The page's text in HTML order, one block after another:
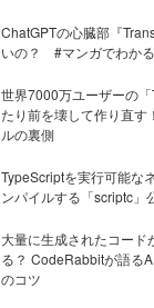
ChatGPTの心臓部『
いの？ #マンガでわか
世界7000万ユーザーの
たり前を壊して作り直す
ルの裏側
TypeScriptを実行可能な
ンパイルする「scriptc」
大量に生成されたコード
る？ CodeRabbitが語る
のコツ